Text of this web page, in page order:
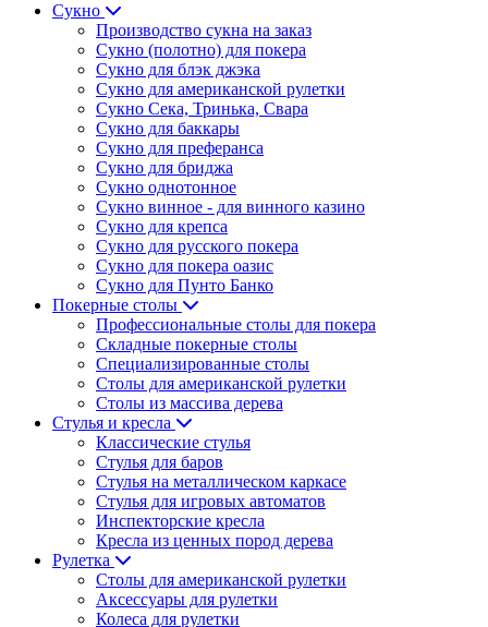
Сукно
Производство сукна на заказ
Сукно (полотно) для покера
Сукно для блэк джэка
Сукно для американской рулетки
Сукно Сека, Тринька, Свара
Сукно для баккары
Сукно для преферанса
Сукно для бриджа
Сукно однотонное
Сукно винное - для винного казино
Сукно для крепса
Сукно для русского покера
Сукно для покера оазис
Сукно для Пунто Банко
Покерные столы
Профессиональные столы для покера
Складные покерные столы
Специализированные столы
Столы для американской рулетки
Столы из массива дерева
Стулья и кресла
Классические стулья
Стулья для баров
Стулья на металлическом каркасе
Стулья для игровых автоматов
Инспекторские кресла
Кресла из ценных пород дерева
Рулетка
Столы для американской рулетки
Аксессуары для рулетки
Колеса для рулетки